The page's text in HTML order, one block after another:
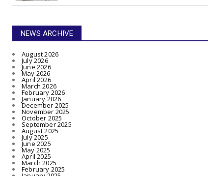
NEWS ARCHIVE
August 2026
July 2026
June 2026
May 2026
April 2026
March 2026
February 2026
January 2026
December 2025
November 2025
October 2025
September 2025
August 2025
July 2025
June 2025
May 2025
April 2025
March 2025
February 2025